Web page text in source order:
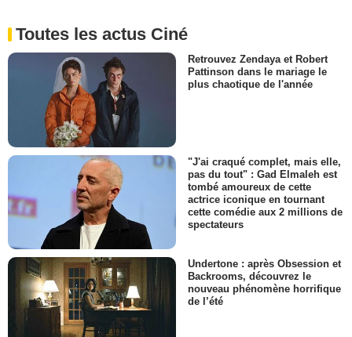
Toutes les actus Ciné
Retrouvez Zendaya et Robert
Pattinson dans le mariage le
plus chaotique de l'année
"J'ai craqué complet, mais elle,
pas du tout" : Gad Elmaleh est
tombé amoureux de cette
actrice iconique en tournant
cette comédie aux 2 millions de
spectateurs
Undertone : après Obsession et
Backrooms, découvrez le
nouveau phénomène horrifique
de l’été